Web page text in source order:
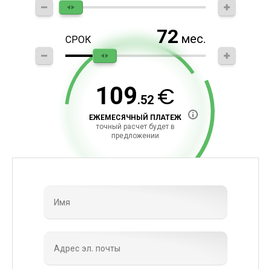
СРОК 72 мес.
109.52 €
ЕЖЕМЕСЯЧНЫЙ ПЛАТЕЖ
точный расчет будет в
предложении